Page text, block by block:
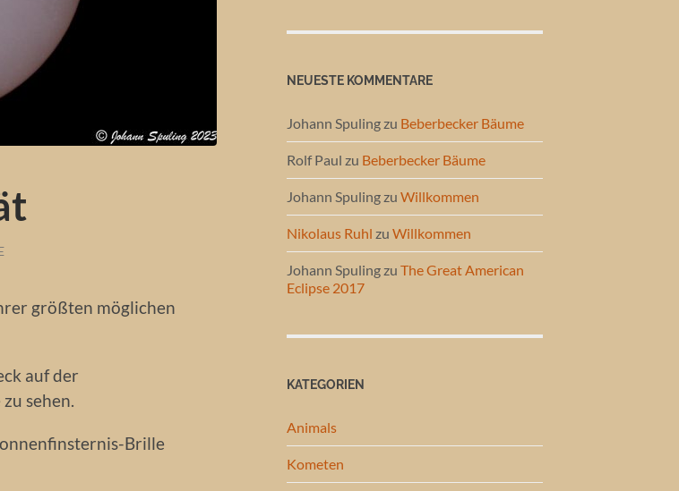
größten möglichen
auf der
sehen.
Brille
NEUESTE KOMMENTARE
Johann Spulingzu Beberbecker Bäume
Rolf Paul zu Beberbecker Bäume
Johann Spulingzu Willkommen
Nikolaus Ruhl zu Willkommen
Johann Spulingzu The Great American
Eclipse 2017
KATEGORIEN
Animals
Kometen